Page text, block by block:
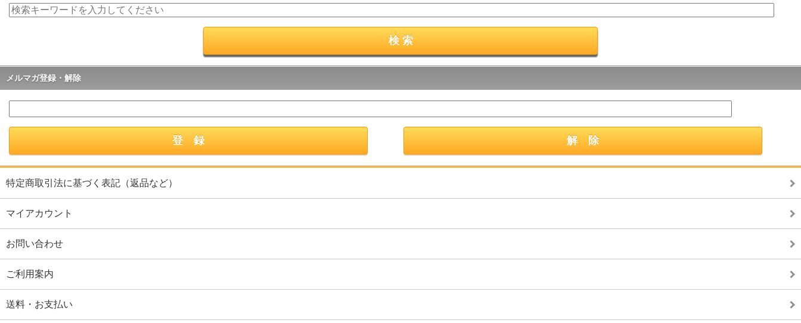
メルマガ登録・解除
特定商取引法に基づく表記（返品など）
マイアカウント
お問い合わせ
ご利用案内
送料・お支払い